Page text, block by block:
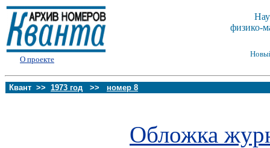
О проекте
физико-
Квант >> 1973 год >> номер 8
Обложка